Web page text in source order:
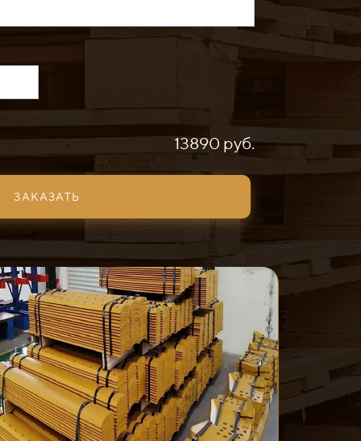
13890 руб.
ЗАКАЗАТЬ